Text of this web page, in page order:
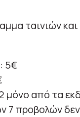
ταινιών
5€
μόνο από τα
7 προβολών